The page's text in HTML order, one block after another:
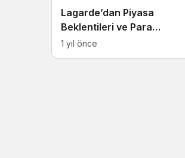
Lagarde’dan Piyasa
Beklentileri ve Para
Politikası Açıklamaları
1 yıl önce